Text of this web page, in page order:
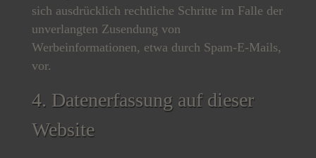
sich ausdrücklich rechtliche Schritte im Falle der
unverlangten Zusendung von
Werbeinformationen, etwa durch Spam-E-Mails,
vor.
4. Datenerfassung auf dieser
Website